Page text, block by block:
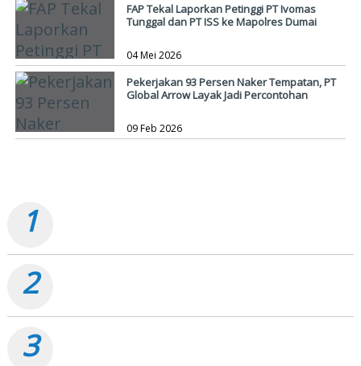
FAP Tekal Laporkan Petinggi PT Ivomas
Tunggal dan PT ISS ke Mapolres Dumai
04 Mei 2026
Pekerjakan 93 Persen Naker Tempatan, PT
Global Arrow Layak Jadi Percontohan
09 Feb 2026
1
2
3